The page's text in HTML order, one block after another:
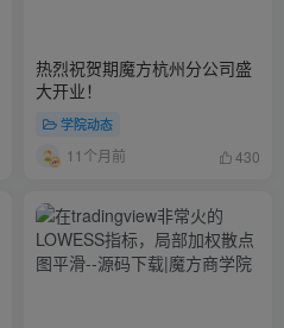
热烈祝贺期魔方杭州分公司盛
大开业！
学院动态
11个月前 430